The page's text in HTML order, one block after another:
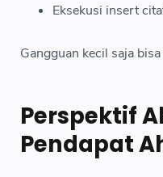
Eksekusi insert
Gangguan kecil saja
Perspektif
Pendapat